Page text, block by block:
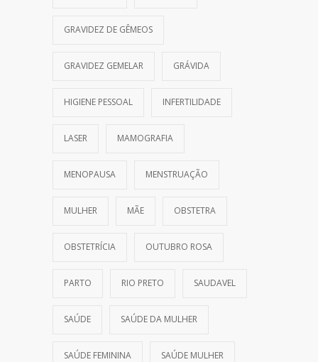
GRAVIDEZ DE GÊMEOS
GRAVIDEZ GEMELAR GRÁVIDA
HIGIENE PESSOAL INFERTILIDADE
LASER MAMOGRAFIA
MENOPAUSA MENSTRUAÇÃO
MULHER MÃE OBSTETRA
OBSTETRÍCIA OUTUBRO ROSA
PARTO RIO PRETO SAUDAVEL
SAÚDE SAÚDE DA MULHER
SAÚDE FEMININA SAÚDE MULHER